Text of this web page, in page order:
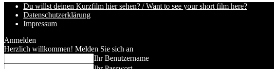
Du willst deinen Kurzfilm hier sehen? / Want to see your short film here?
Datenschutzerklärung
Impressum
Anmelden
Herzlich willkommen! Melden Sie sich an
Ihr Benutzername